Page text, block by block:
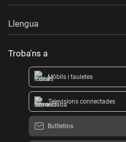
Llengua
Troba'ns a
Mòbils i tauletes
Televisions connectades
Butlletins